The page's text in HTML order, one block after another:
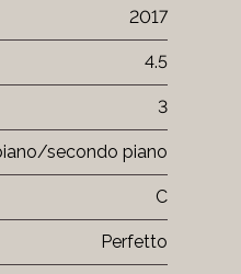
2017
4.5
3
secondo piano
C
Perfetto